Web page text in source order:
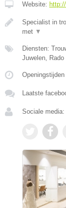
Website:
Specialist in
met ▼
Diensten:
Juwelen, Rado
Openingstijden
Laatste
Sociale media: